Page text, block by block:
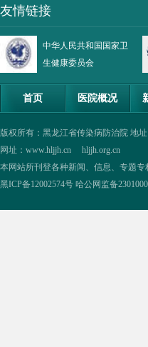
友情链接
中华人民共和国国家卫
生健康委员会
首页 医院概况
版权所有：黑龙江省传染病防治院 地
网址：www.hljjh.cn hljjh.org.cn
本网站所刊登各种新闻、信息、专题
黑ICP备12002574号 哈公网监备